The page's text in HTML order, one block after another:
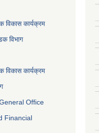
विकास कार्यक्रम
विभाग
विकास कार्यक्रम
Office
Financial